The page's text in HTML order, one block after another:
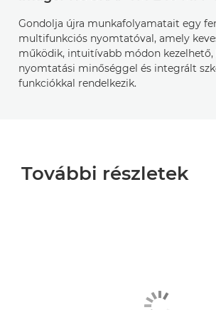
Gondolja újra munkafolyamatait egy
multifunkciós nyomtatóval, amely
működik, intuitívabb módon kezelhető,
nyomtatási minőséggel és integrált
funkciókkal rendelkezik.
További részletek